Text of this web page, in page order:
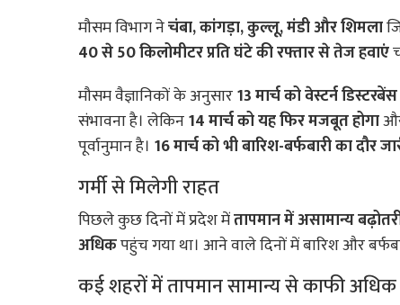
मौसम विभाग नेचंबा, कांगड़ा, कुल्लू, मंडी और शिमला
40 से 50 किलोमीटर प्रति घंटे की रफ्तार से तेज हवाएं
मौसम वैज्ञानिकों के अनुसार13 मार्च को वेस्टर्न
संभावना है। लेकिन14 मार्च को यह फिर मजबूत होगा
पूर्वानुमान है। 16 मार्च को भी बारिश-बर्फबारी का दौर
गर्मी से मिलेगी राहत
पिछले कुछ दिनों में प्रदेश मेंतापमान में असामान्य
अधिकपहुंच गया था। आने वाले दिनों में बारिश और
कई शहरों में तापमान सामान्य से काफी अधिक